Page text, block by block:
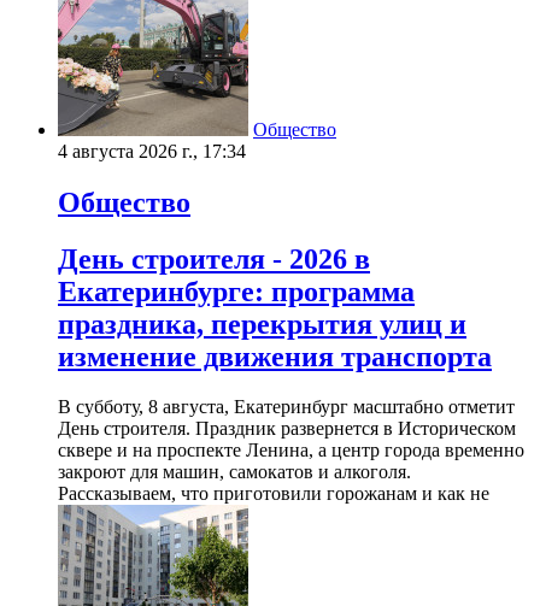
Общество
4 августа 2026 г., 17:34
Общество
День строителя - 2026 в
Екатеринбурге: программа
праздника, перекрытия улиц и
изменение движения транспорта
В субботу, 8 августа, Екатеринбург масштабно отметит
День строителя. Праздник развернется в Историческом
сквере и на проспекте Ленина, а центр города временно
закроют для машин, самокатов и алкоголя.
Рассказываем, что приготовили горожанам и как не